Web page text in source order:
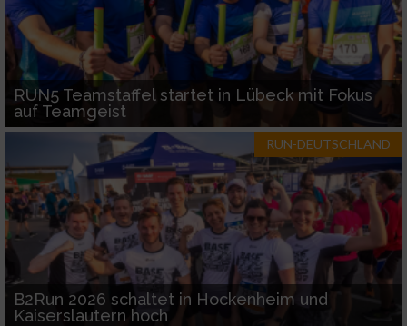
RUN5 Teamstaffel startet in Lübeck mit Fokus
auf Teamgeist
RUN-DEUTSCHLAND
B2Run 2026 schaltet in Hockenheim und
Kaiserslautern hoch